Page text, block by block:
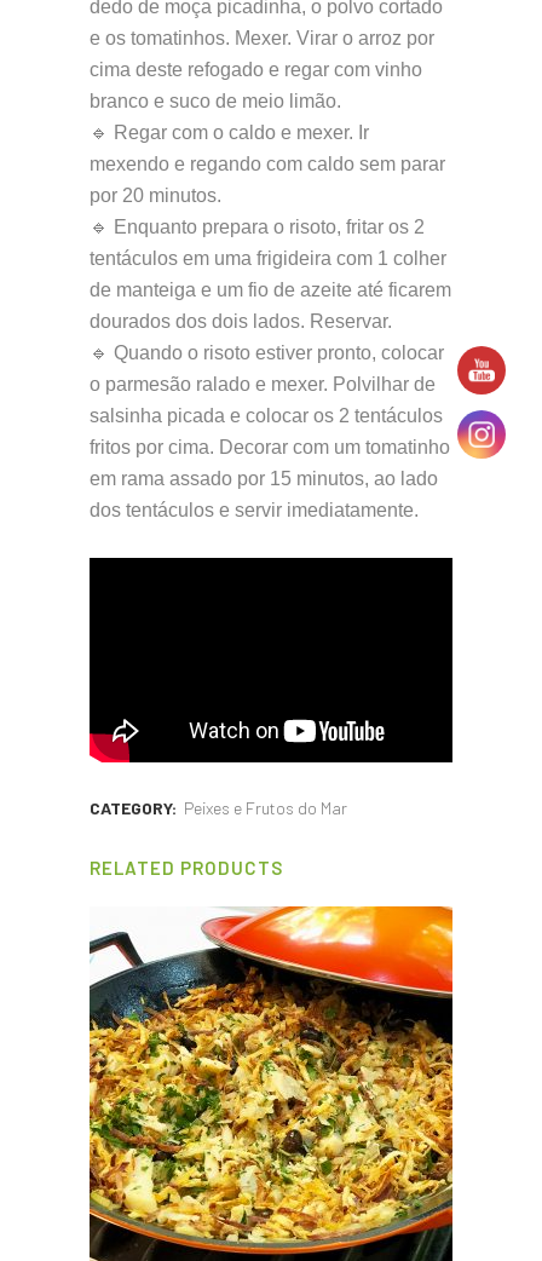
dedo de moça picadinha, o polvo cortado
e os tomatinhos. Mexer. Virar o arroz por
cima deste refogado e regar com vinho
branco e suco de meio limão.
🔹 Regar com o caldo e mexer. Ir
mexendo e regando com caldo sem parar
por 20 minutos.
🔹 Enquanto prepara o risoto, fritar os 2
tentáculos em uma frigideira com 1 colher
de manteiga e um fio de azeite até ficarem
dourados dos dois lados. Reservar.
🔹 Quando o risoto estiver pronto, colocar
o parmesão ralado e mexer. Polvilhar de
salsinha picada e colocar os 2 tentáculos
fritos por cima. Decorar com um tomatinho
em rama assado por 15 minutos, ao lado
dos tentáculos e servir imediatamente.
CATEGORY: Peixes e Frutos do Mar
RELATED PRODUCTS